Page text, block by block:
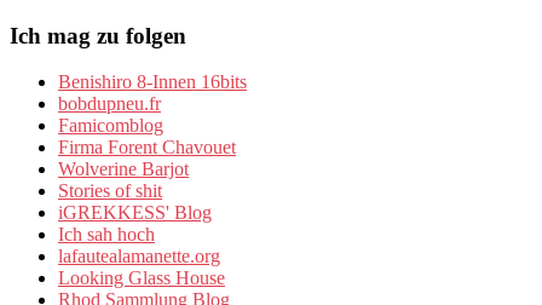
Ich mag zu folgen
Benishiro 8-Innen 16bits
bobdupneu.fr
Famicomblog
Firma Forent Chavouet
Wolverine Barjot
Stories of shit
iGREKKESS' Blog
Ich sah hoch
lafautealamanette.org
Looking Glass House
Rhod Sammlung Blog